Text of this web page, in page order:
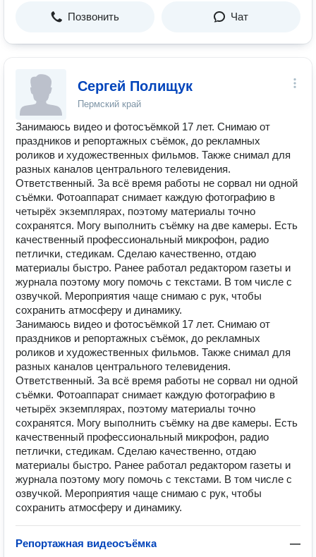
Позвонить Чат
Сергей Полищук
Пермский край
Занимаюсь видео и фотосъёмкой 17 лет. Снимаю от
праздников и репортажных съёмок, до рекламных
роликов и художественных фильмов. Также снимал для
разных каналов центрального телевидения.
Ответственный. За всё время работы не сорвал ни одной
съёмки. Фотоаппарат снимает каждую фотографию в
четырёх экземплярах, поэтому материалы точно
сохранятся. Могу выполнить съёмку на две камеры. Есть
качественный профессиональный микрофон, радио
петлички, стедикам. Сделаю качественно, отдаю
материалы быстро. Ранее работал редактором газеты и
журнала поэтому могу помочь с текстами. В том числе с
озвучкой. Мероприятия чаще снимаю с рук, чтобы
сохранить атмосферу и динамику.
Занимаюсь видео и фотосъёмкой 17 лет. Снимаю от
праздников и репортажных съёмок, до рекламных
роликов и художественных фильмов. Также снимал для
разных каналов центрального телевидения.
Ответственный. За всё время работы не сорвал ни одной
съёмки. Фотоаппарат снимает каждую фотографию в
четырёх экземплярах, поэтому материалы точно
сохранятся. Могу выполнить съёмку на две камеры. Есть
качественный профессиональный микрофон, радио
петлички, стедикам. Сделаю качественно, отдаю
материалы быстро. Ранее работал редактором газеты и
журнала поэтому могу помочь с текстами. В том числе с
озвучкой. Мероприятия чаще снимаю с рук, чтобы
сохранить атмосферу и динамику.
Репортажная видеосъёмка —